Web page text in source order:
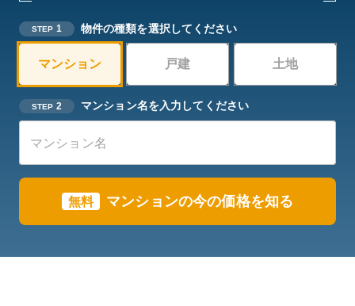
STEP 1 物件の種類を選択してください
マンション 戸建 土地
STEP 2 マンション名を入力してください
無料 マンションの今の価格を知る